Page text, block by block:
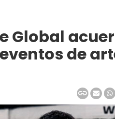
Global
de